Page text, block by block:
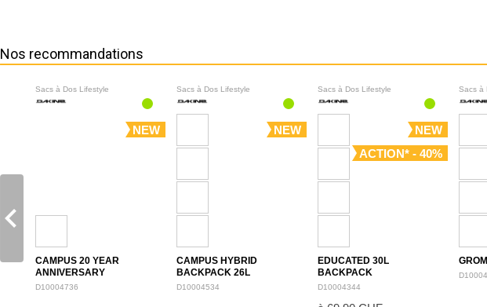
Nos recommandations
Sacs à Dos Lifestyle
NEW
CAMPUS 20 YEAR
ANNIVERSARY
BACKPACK 28L
D10004736
Sacs à Dos Lifestyle
NEW
CAMPUS HYBRID
BACKPACK 26L
D10004534
Sacs à Dos Lifestyle
NEW
ACTION* - 40%
EDUCATED 30L
BACKPACK
D10004344
Sacs à
navigate_before